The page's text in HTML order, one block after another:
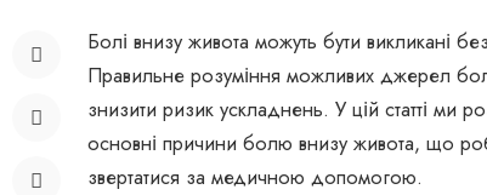
Болі внизу живота можуть бути викликані
Правильне розуміння можливих джерел
знизити ризик ускладнень. У цій статті
основні причини болю внизу живота, що
звертатися за медичною допомогою.